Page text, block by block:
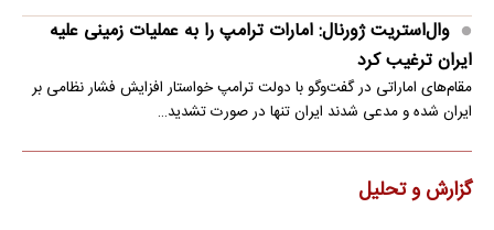
وال‌استریت ژورنال: امارات ترامپ را به عملیات زمینی علیه
ایران ترغیب کرد
مقام‌های اماراتی در گفت‌وگو با دولت ترامپ خواستار افزایش فشار نظامی بر
ایران شده و مدعی شدند ایران تنها در صورت تشدید…
گزارش و تحلیل